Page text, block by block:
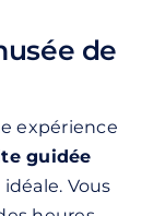
de
expérience
guidée
idéale. Vous